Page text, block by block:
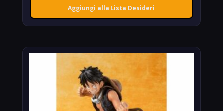
Aggiungi alla Lista Desideri